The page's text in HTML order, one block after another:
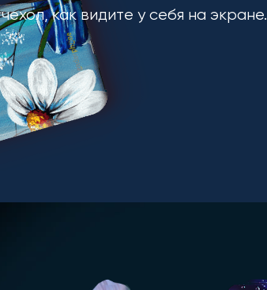
чехол, как видите у себя на экране.